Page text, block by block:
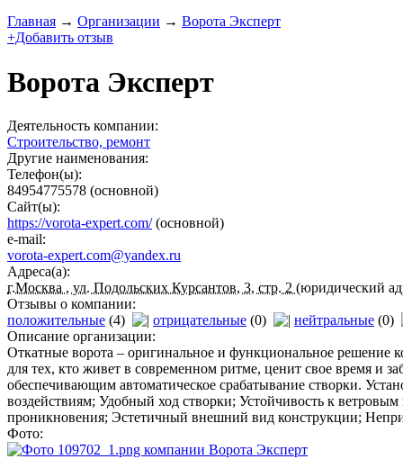
Главная → Организации → Ворота Эксперт
+Добавить отзыв
Ворота Эксперт
Деятельность компании:
Строительство, ремонт
Другие наименования:
Телефон(ы):
84954775578 (основной)
Сайт(ы):
https://vorota-expert.com/(основной)
e-mail:
vorota-expert.com@yandex.ru
Адреса(а):
г.Москва , ул. Подольских Курсантов, 3, стр. 2 (юридический
Отзывы о компании:
положительные (4) отрицательные (0) нейтральные (0)
Описание организации:
Откатные ворота – оригинальное и функциональное
для тех, кто живет в современном ритме, ценит свое время и
обеспечивающим автоматическое срабатывание створки.
воздействиям; Удобный ход створки; Устойчивость к
проникновения; Эстетичный внешний вид конструкции;
Фото: